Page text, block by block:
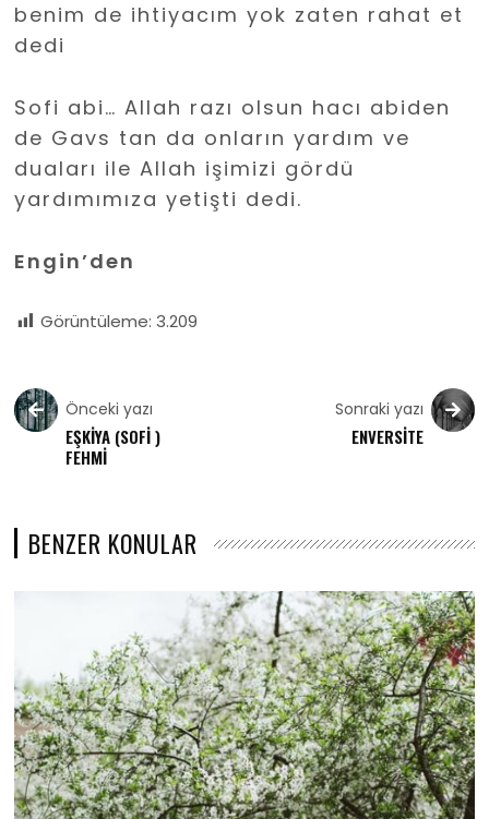
benim de ihtiyacım yok zaten rahat et
dedi
Sofi abi… Allah razı olsun hacı abiden
de Gavs tan da onların yardım ve
duaları ile Allah işimizi gördü
yardımımıza yetişti dedi.
Engin’den
Görüntüleme: 3.209
Önceki yazı
EŞKİYA (SOFİ )
FEHMİ
Sonraki yazı
ENVERSİTE
BENZER KONULAR